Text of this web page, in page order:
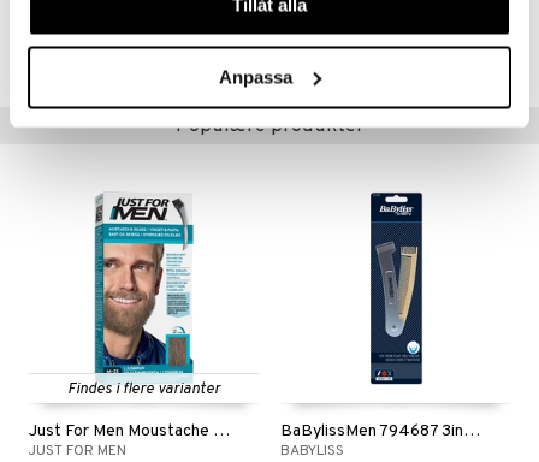
Tillåt alla
Anpassa
CNXC9-QX-30-XX-XX
Populære produkter
Findes i flere varianter
Just For Men Moustache & Beard Color
JUST FOR MEN
BaBylissMen 794687 3in1 Folding Comb
BABYLISS